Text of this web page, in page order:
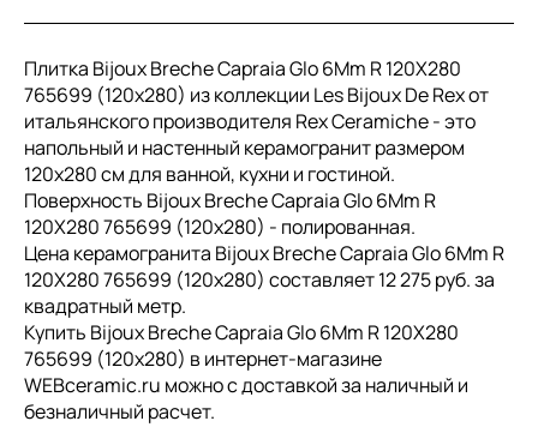
Плитка Bijoux Breche Capraia Glo 6Mm R 120X280
765699 (120x280) из коллекции Les Bijoux De Rex от
итальянского производителя Rex Ceramiche - это
напольный и настенный керамогранит размером
120x280 см для ванной, кухни и гостиной.
Поверхность Bijoux Breche Capraia Glo 6Mm R
120X280 765699 (120x280) - полированная.
Цена керамогранита Bijoux Breche Capraia Glo 6Mm R
120X280 765699 (120x280) составляет 12 275 руб. за
квадратный метр.
Купить Bijoux Breche Capraia Glo 6Mm R 120X280
765699 (120x280) в интернет-магазине
WEBceramic.ru можно с доставкой за наличный и
безналичный расчет.